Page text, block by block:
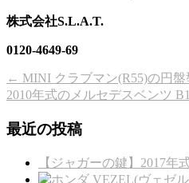
株式会社S.L.A.T.
0120-4649-69
← MINI クラブマン(R55)の円
2010年式のメルセデスベンツ
最近の投稿
【ジャガーの鍵】2017